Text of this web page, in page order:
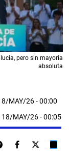
pero sin mayoría
absoluta
MAY/26- 00:00
18/MAY/26 - 00:05